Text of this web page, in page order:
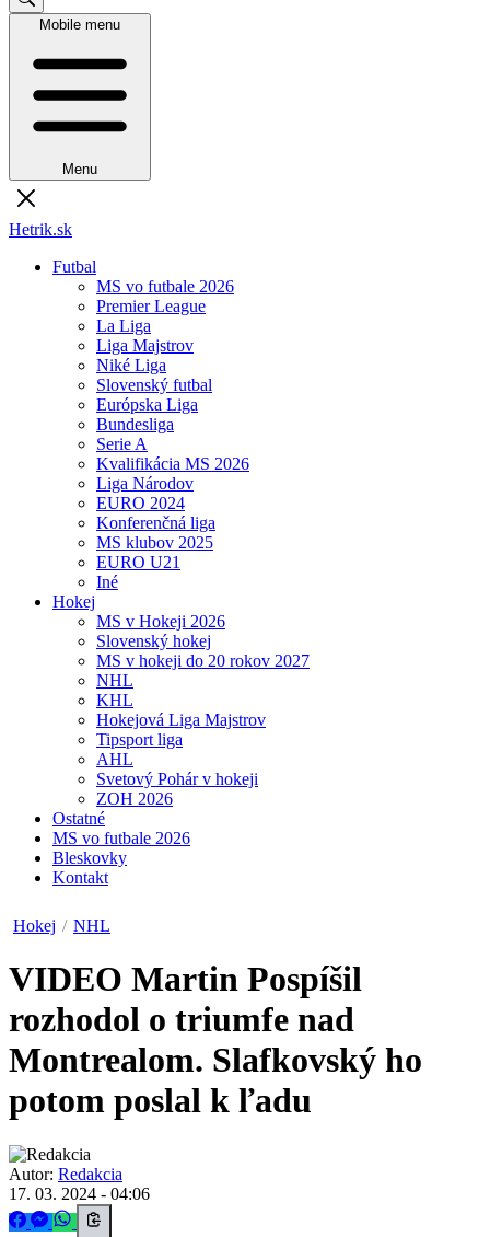
Mobile menu
Menu
Hetrik.sk
Futbal
MS vo futbale 2026
Premier League
La Liga
Liga Majstrov
Niké Liga
Slovenský futbal
Európska Liga
Bundesliga
Serie A
Kvalifikácia MS 2026
Liga Národov
EURO 2024
Konferenčná liga
MS klubov 2025
EURO U21
Iné
Hokej
MS v Hokeji 2026
Slovenský hokej
MS v hokeji do 20 rokov 2027
NHL
KHL
Hokejová Liga Majstrov
Tipsport liga
AHL
Svetový Pohár v hokeji
ZOH 2026
Ostatné
MS vo futbale 2026
Bleskovky
Kontakt
Hokej / NHL
VIDEO Martin Pospíšil
rozhodol o triumfe nad
Montrealom. Slafkovský ho
potom poslal k ľadu
Autor: Redakcia
17. 03. 2024 - 04:06